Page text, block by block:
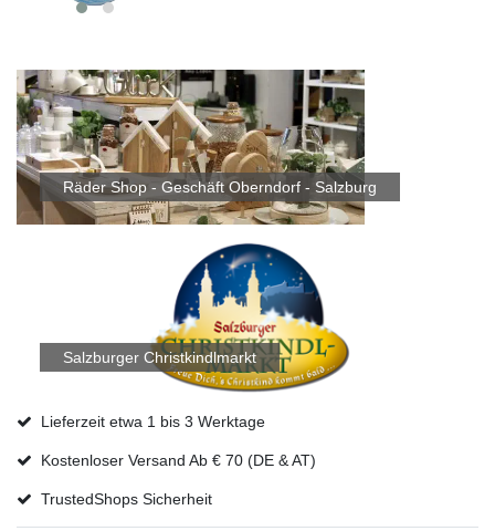
Räder Shop - Geschäft Oberndorf - Salzburg
Salzburger Christkindlmarkt
Lieferzeit etwa 1 bis 3 Werktage
Kostenloser Versand Ab € 70 (DE & AT)
TrustedShops Sicherheit